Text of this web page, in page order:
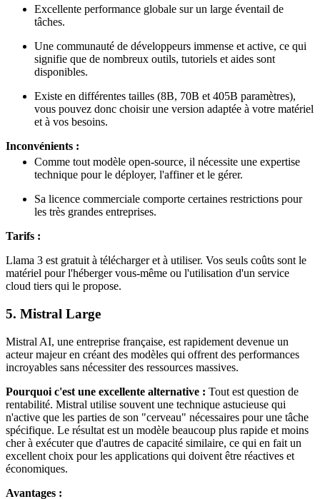
Excellente performance globale sur un large éventail de
tâches.
Une communauté de développeurs immense et active, ce qui
signifie que de nombreux outils, tutoriels et aides sont
disponibles.
Existe en différentes tailles (8B, 70B et 405B paramètres),
vous pouvez donc choisir une version adaptée à votre matériel
et à vos besoins.
Inconvénients :
Comme tout modèle open-source, il nécessite une expertise
technique pour le déployer, l'affiner et le gérer.
Sa licence commerciale comporte certaines restrictions pour
les très grandes entreprises.
Tarifs :
Llama 3 est gratuit à télécharger et à utiliser. Vos seuls coûts sont le
matériel pour l'héberger vous-même ou l'utilisation d'un service
cloud tiers qui le propose.
5. Mistral Large
Mistral AI, une entreprise française, est rapidement devenue un
acteur majeur en créant des modèles qui offrent des performances
incroyables sans nécessiter des ressources massives.
Pourquoi c'est une excellente alternative : Tout est question de
rentabilité. Mistral utilise souvent une technique astucieuse qui
n'active que les parties de son "cerveau" nécessaires pour une tâche
spécifique. Le résultat est un modèle beaucoup plus rapide et moins
cher à exécuter que d'autres de capacité similaire, ce qui en fait un
excellent choix pour les applications qui doivent être réactives et
économiques.
Avantages :